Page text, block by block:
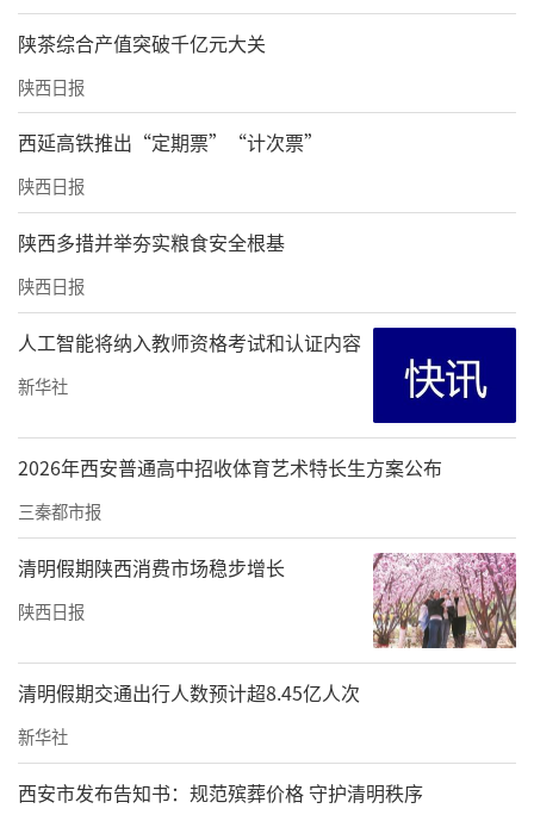
陕茶综合产值突破千亿元大关
陕西日报
西延高铁推出“定期票”“计次票”
陕西日报
陕西多措并举夯实粮食安全根基
陕西日报
人工智能将纳入教师资格考试和认证内容
新华社
2026年西安普通高中招收体育艺术特长生方案公布
三秦都市报
清明假期陕西消费市场稳步增长
陕西日报
清明假期交通出行人数预计超8.45亿人次
新华社
西安市发布告知书：规范殡葬价格 守护清明秩序